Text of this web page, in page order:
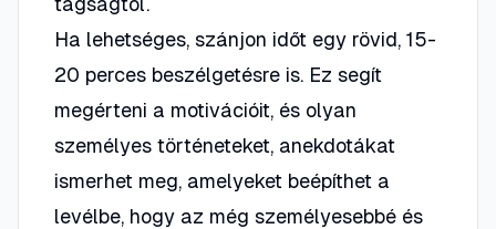
Ha lehetséges, szánjon időt egy rövid, 15-
20 perces beszélgetésre is. Ez segít
megérteni a motivációit, és olyan
személyes történeteket, anekdotákat
ismerhet meg, amelyeket beépíthet a
levélbe, hogy az még személyesebbé és